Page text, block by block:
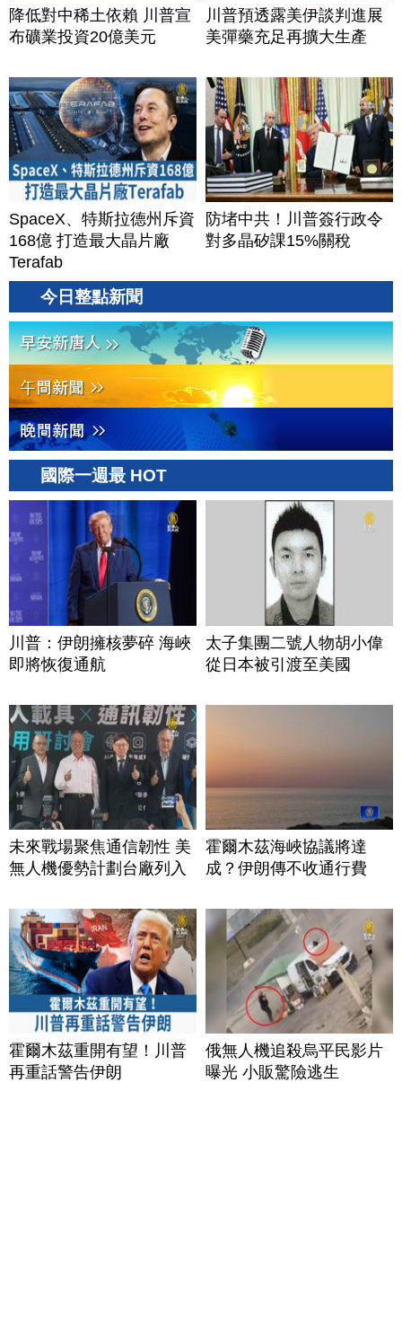
降低對中稀土依賴 川普宣
布礦業投資20億美元
川普預透露美伊談判進展
美彈藥充足再擴大生產
SpaceX、特斯拉德州斥資
168億 打造最大晶片廠
Terafab
防堵中共！川普簽行政令
對多晶矽課15%關稅
今日整點新聞
國際一週最 HOT
川普：伊朗擁核夢碎 海峽
即將恢復通航
太子集團二號人物胡小偉
從日本被引渡至美國
未來戰場聚焦通信韌性 美
無人機優勢計劃台廠列入
霍爾木茲海峽協議將達
成？伊朗傳不收通行費
霍爾木茲重開有望！川普
再重話警告伊朗
俄無人機追殺烏平民影片
曝光 小販驚險逃生